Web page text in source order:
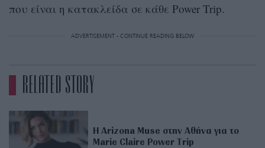
που είναι η κατακλείδα σε κάθε Power Trip.
ADVERTISEMENT - CONTINUE READING BELOW
RELATED STORY
Η Arizona Muse στην Αθήνα για το
Marie Claire Power Trip